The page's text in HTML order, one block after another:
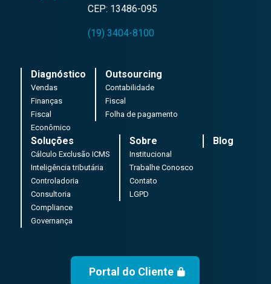
CEP: 13486-095
(19) 3404-8100
Diagnóstico
Vendas
Finanças
Fiscal
Econômico
Outsourcing
Contabilidade
Fiscal
Folha de pagamento
Soluções
Cálculo Exclusão ICMS
Inteligência tributária
Controladoria
Consultoria
Compliance
Governança
Sobre
Institucional
Trabalhe Conosco
Contato
LGPD
Blog
Portal do Cliente